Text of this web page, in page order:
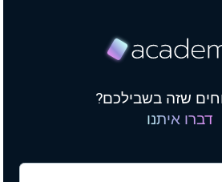
שזה בשבילכם?
דברו איתנו